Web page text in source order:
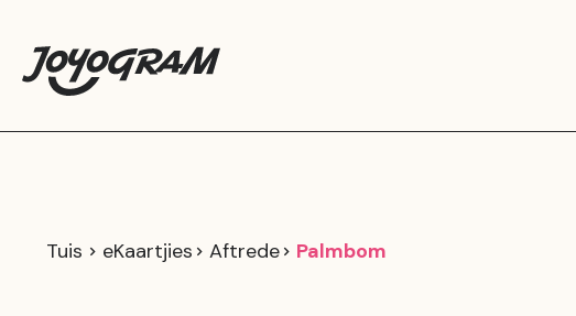
Tuis eKaartjies Aftrede Palmbom